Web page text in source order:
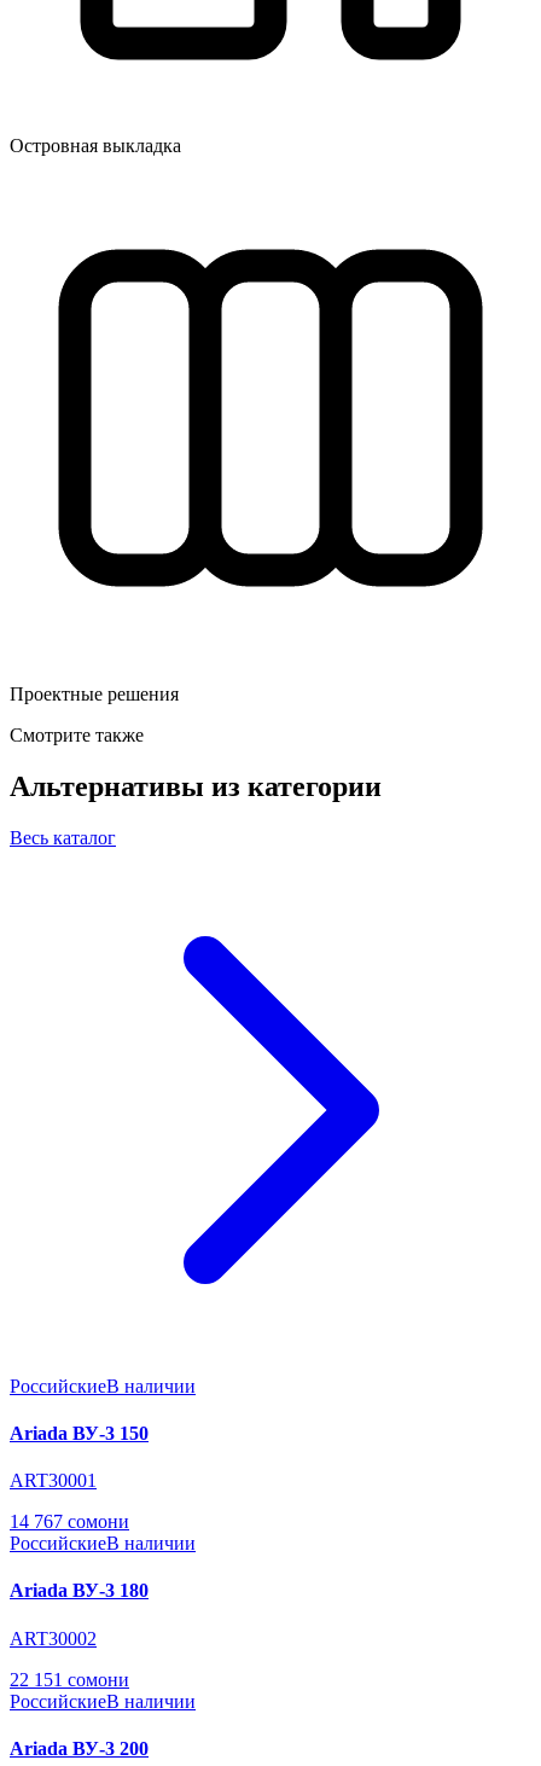
Островная выкладка
Проектные решения
Смотрите также
Альтернативы из категории
Весь каталог
РоссийскиеВ наличии
Ariada ВУ-3 150
ART30001
14 767 сомони
РоссийскиеВ наличии
Ariada ВУ-3 180
ART30002
22 151 сомони
РоссийскиеВ наличии
Ariada ВУ-3 200